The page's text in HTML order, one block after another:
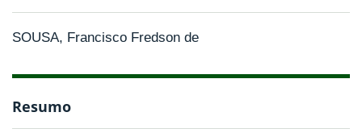
SOUSA, Francisco Fredson de
Resumo